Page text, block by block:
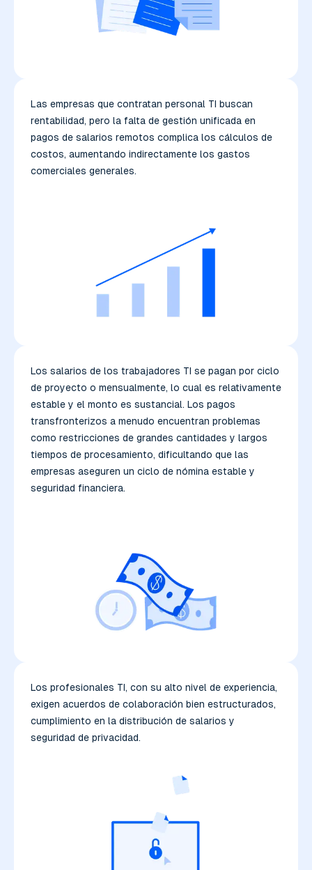
Las empresas que contratan personal TI buscan
rentabilidad, pero la falta de gestión unificada en
pagos de salarios remotos complica los cálculos de
costos, aumentando indirectamente los gastos
comerciales generales.
Los salarios de los trabajadores TI se pagan por ciclo
de proyecto o mensualmente, lo cual es relativamente
estable y el monto es sustancial. Los pagos
transfronterizos a menudo encuentran problemas
como restricciones de grandes cantidades y largos
tiempos de procesamiento, dificultando que las
empresas aseguren un ciclo de nómina estable y
seguridad financiera.
Los profesionales TI, con su alto nivel de experiencia,
exigen acuerdos de colaboración bien estructurados,
cumplimiento en la distribución de salarios y
seguridad de privacidad.